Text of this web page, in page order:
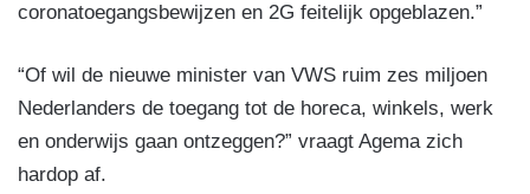
coronatoegangsbewijzen en 2G feitelijk opgeblazen.”
“Of wil de nieuwe minister van VWS ruim zes miljoen
Nederlanders de toegang tot de horeca, winkels, werk
en onderwijs gaan ontzeggen?” vraagt Agema zich
hardop af.